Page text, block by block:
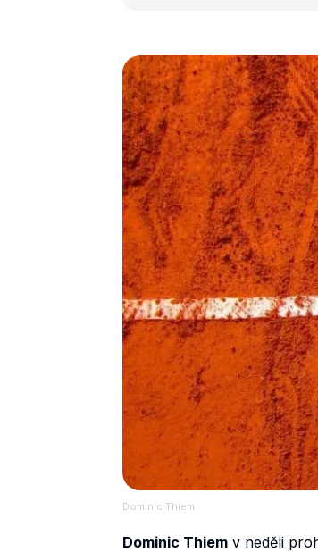
Dominic Thiem
Dominic Thiem v neděli